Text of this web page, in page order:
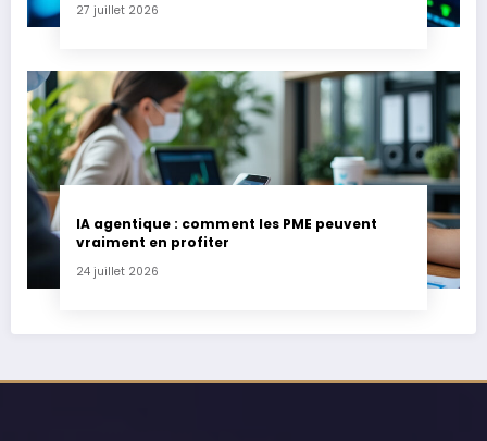
27 juillet 2026
IA agentique : comment les PME peuvent
vraiment en profiter
24 juillet 2026